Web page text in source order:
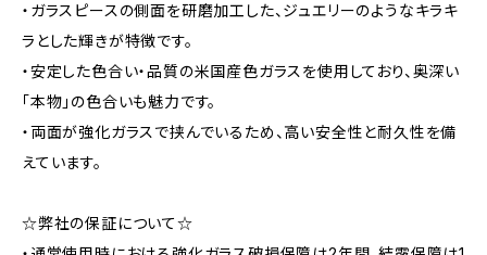
・ガラスピースの側面を研磨加工した、ジュエリーのようなキラキ
ラとした輝きが特徴です。
・安定した色合い・品質の米国産色ガラスを使用しており、奥深い
「本物」の色合いも魅力です。
・両面が強化ガラスで挟んでいるため、高い安全性と耐久性を備
えています。
☆弊社の保証について☆